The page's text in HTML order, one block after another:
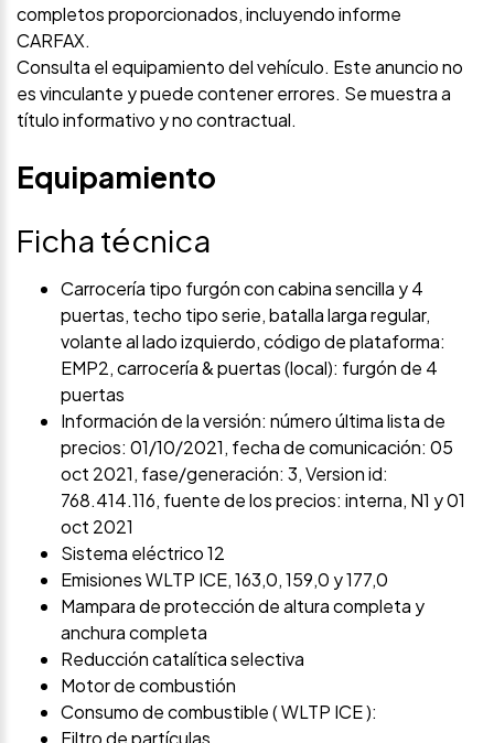
completos proporcionados, incluyendo informe
CARFAX.
Consulta el equipamiento del vehículo. Este anuncio no
es vinculante y puede contener errores. Se muestra a
título informativo y no contractual.
Equipamiento
Ficha técnica
Carrocería tipo furgón con cabina sencilla y 4
puertas, techo tipo serie, batalla larga regular,
volante al lado izquierdo, código de plataforma:
EMP2, carrocería & puertas (local): furgón de 4
puertas
Información de la versión: número última lista de
precios: 01/10/2021, fecha de comunicación: 05
oct 2021, fase/generación: 3, Version id:
768.414.116, fuente de los precios: interna, N1 y 01
oct 2021
Sistema eléctrico 12
Emisiones WLTP ICE, 163,0, 159,0 y 177,0
Mampara de protección de altura completa y
anchura completa
Reducción catalítica selectiva
Motor de combustión
Consumo de combustible ( WLTP ICE ):
Filtro de partículas